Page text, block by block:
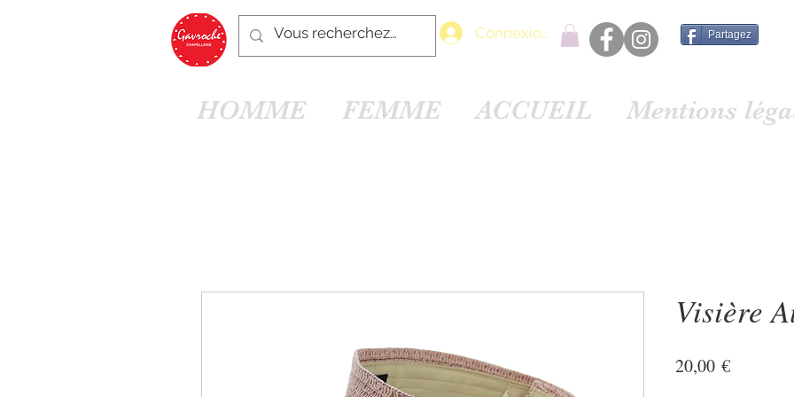
Connexion Partagez
HOMME FEMME ACCUEIL Mentions
Visière
20,00 €Prix